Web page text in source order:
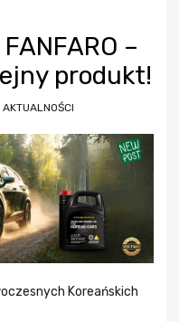
–
produkt!
AKTUALNOŚCI
Koreańskich